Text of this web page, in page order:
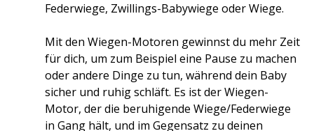
Federwiege, Zwillings-Babywiege oder Wiege.
Mit den Wiegen-Motoren gewinnst du mehr Zeit
für dich, um zum Beispiel eine Pause zu machen
oder andere Dinge zu tun, während dein Baby
sicher und ruhig schläft. Es ist der Wiegen-
Motor, der die beruhigende Wiege/Federwiege
in Gang hält, und im Gegensatz zu deinen